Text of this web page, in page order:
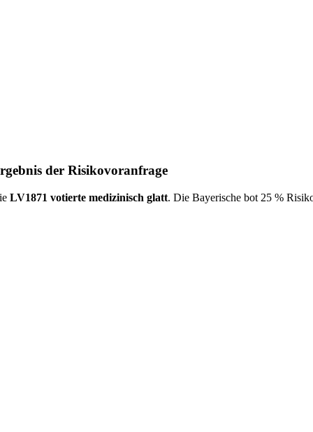
der Risikovoranfrage
LV1871 votierte medizinisch glatt. Die Bayerische bot 25 %